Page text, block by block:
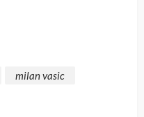
milan vasic